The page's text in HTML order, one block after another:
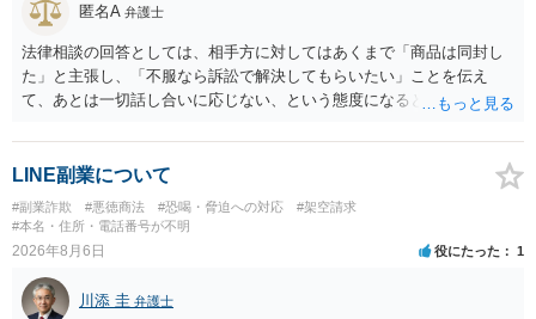
匿名A 弁護士
法律相談の回答としては、相手方に対してはあくまで「商品は同封し
た」と主張し、「不服なら訴訟で解決してもらいたい」ことを伝え
て、あとは一切話し合いに応じない、という態度になると思います。
可能性もありますが、「返金は絶対にしたくありません」ということ
であれば、徹底的に強気で対応することになるでしょう。
LINE副業について
#副業詐欺 #悪徳商法 #恐喝・脅迫への対応
#架空請求
#本名・住所・電話番号が不明
2026年8月6日 役にたった 1
川添 圭 弁護士